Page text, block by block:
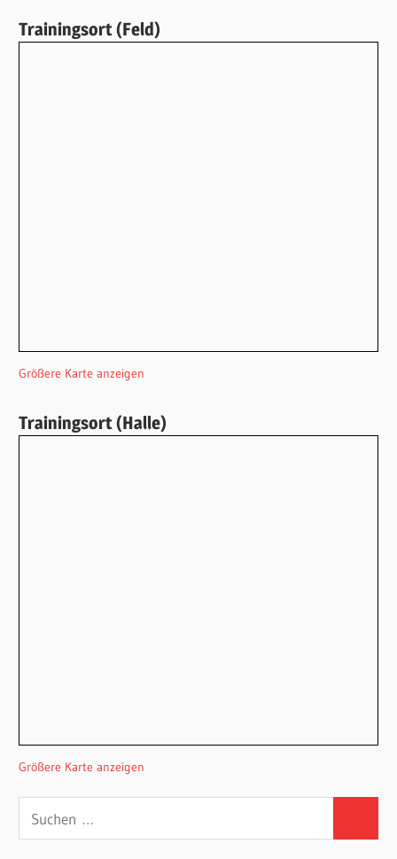
Trainingsort (Feld)
Größere Karte anzeigen
Trainingsort (Halle)
Größere Karte anzeigen
nach: